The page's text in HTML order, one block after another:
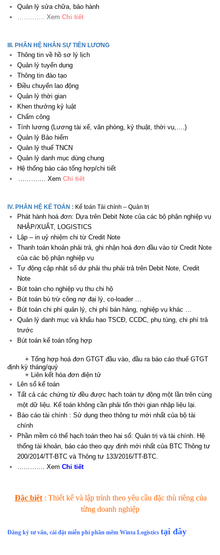
Quản lý sửa chữa, bảo hành
…………. Xem Chi tiết
III. PHÂN HỆ NHÂN SỰ TIỀN LƯƠNG
Thông tin về hồ sơ lý lịch
Quản lý tuyển dụng
Thông tin đào tạo
Điều chuyển lao động
Quản lý thời gian
Khen thưởng kỷ luật
Chấm công
Tính lương (Lương tài xế, văn phòng, kỷ thuật, thời vụ,….)
Quản lý Bảo hiểm
Quản lý thuế TNCN
Quản lý danh mục dùng chung
Hệ thống báo cáo tổng hợp/chi tiết
…………. Xem Chi tiết
IV. PHÂN HỆ KẾ TOÁN : Kế toán Tài chính – Quản trị
Phát hành hoá đơn: Dựa trên Debit Note của các bộ phận nghiệp vụ
NHẬP/XUẤT, LOGISTICS
Lập – in uỷ nhiệm chi từ Credit Note
Thanh toán khoản phải trả, ghi nhận hoá đơn đầu vào từ Credit Note
của các bộ phận nghiệp vụ
Tự động cập nhật số dư phải thu phải trả trên Debit Note, Credit
Note
Bút toán cho nghiệp vụ thu chi hộ
Bút toán bù trừ công nợ đại lý, co-loader …
Bút toán chi phí quản lý, chi phí bán hàng, nghiệp vụ khác …
Quản lý danh mục và khấu hao TSCĐ, CCDC, phụ tùng, chi phí trả
trước
Bút toán kế toán tổng hợp
+ Tổng hợp hoá đơn GTGT đầu vào, đầu ra báo cáo thuế GTGT
định kỳ tháng/quý
+ Liên kết hóa đơn điện tử
Lên sổ kế toán
Tất cả các chứng từ đều được hạch toán tự động một lần trên cùng
một dữ liệu. Kế toán không cần phải tốn thời gian nhập liệu lại.
Báo cáo tài chính : Sử dụng theo thông tư mới nhất của bộ tài
chính
Phần mềm có thể hạch toán theo hai sổ: Quản trị và tài chính. Hệ
thống tài khoản, báo cáo theo quy định mới nhất của BTC Thông tư
200/2014/TT-BTC và Thông tư 133/2016/TT-BTC.
…………. Xem Chi tiết
Đặc biệt : Thiết kế và lập trình theo yêu cầu đặc thù riêng của
từng doanh nghiệp
Đăng ký tư vấn, cài đặt miễn phí phần mềm Winta Logistics tại đây